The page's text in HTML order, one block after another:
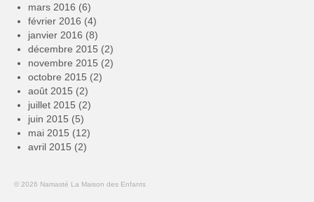
mars 2016 (6)
février 2016 (4)
janvier 2016 (8)
décembre 2015 (2)
novembre 2015 (2)
octobre 2015 (2)
août 2015 (2)
juillet 2015 (2)
juin 2015 (5)
mai 2015 (12)
avril 2015 (2)
© 2026 Namasté La Maison des Enfants